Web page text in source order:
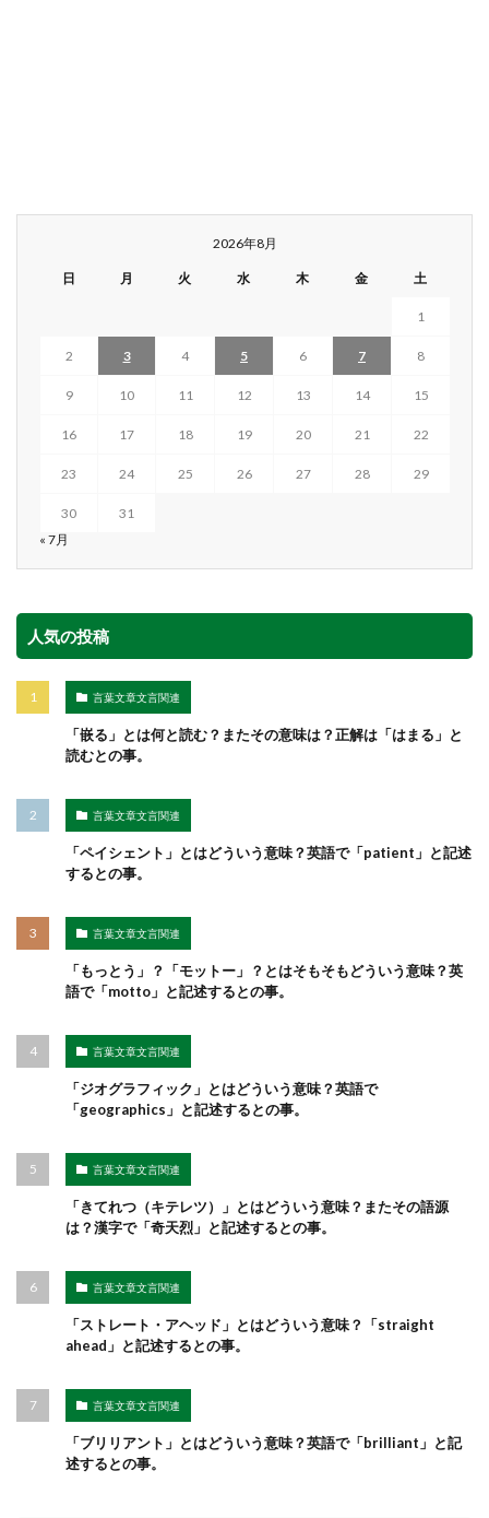
2026年8月
日 月 火 水 木 金 土
1
2 3 4 5 6 7 8
9 10 11 12 13 14 15
16 17 18 19 20 21 22
23 24 25 26 27 28 29
30
31
« 7月
人気の投稿
言葉文章文言関連
「嵌る」とは何と読む？またその意味は？正解は「はまる」と
読むとの事。
言葉文章文言関連
「ペイシェント」とはどういう意味？英語で「patient」と記述
するとの事。
言葉文章文言関連
「もっとう」？「モットー」？とはそもそもどういう意味？英
語で「motto」と記述するとの事。
言葉文章文言関連
「ジオグラフィック」とはどういう意味？英語で
「geographics」と記述するとの事。
言葉文章文言関連
「きてれつ（キテレツ）」とはどういう意味？またその語源
は？漢字で「奇天烈」と記述するとの事。
言葉文章文言関連
「ストレート・アヘッド」とはどういう意味？「straight
ahead」と記述するとの事。
言葉文章文言関連
「ブリリアント」とはどういう意味？英語で「brilliant」と記
述するとの事。